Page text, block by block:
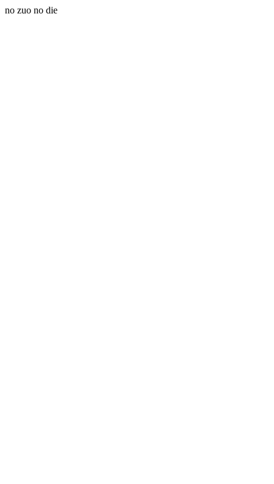
no zuo no die